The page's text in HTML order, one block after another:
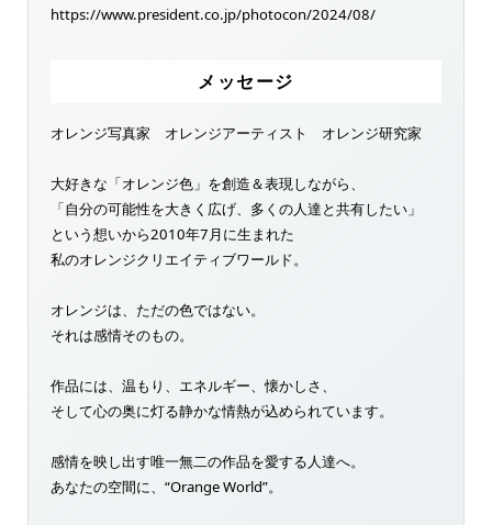
https://www.president.co.jp/photocon/2024/08/
メッセージ
オレンジ写真家 オレンジアーティスト オレンジ研究家
大好きな「オレンジ色」を創造＆表現しながら、
「自分の可能性を大きく広げ、多くの人達と共有したい」
という想いから2010年7月に生まれた
私のオレンジクリエイティブワールド。
オレンジは、ただの色ではない。
それは感情そのもの。
作品には、温もり、エネルギー、懐かしさ、
そして心の奥に灯る静かな情熱が込められています。
感情を映し出す唯一無二の作品を愛する人達へ。
あなたの空間に、“Orange World”。